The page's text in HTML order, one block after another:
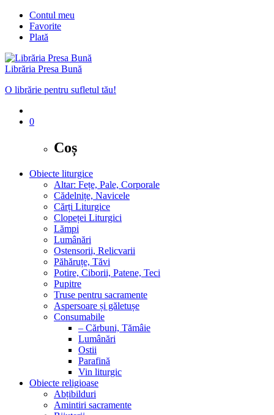
Contul meu
Favorite
Plată
Librăria Presa Bună
O librărie pentru sufletul tău!
0
Coș
Obiecte liturgice
Altar: Fețe, Pale, Corporale
Cădelnițe, Navicele
Cărți Liturgice
Clopeței Liturgici
Lămpi
Lumânări
Ostensorii, Relicvarii
Păhăruțe, Tăvi
Potire, Ciborii, Patene, Teci
Pupitre
Truse pentru sacramente
Aspersoare și găletușe
Consumabile
– Cărbuni, Tămâie
Lumânări
Ostii
Parafină
Vin liturgic
Obiecte religioase
Abțibilduri
Amintiri sacramente